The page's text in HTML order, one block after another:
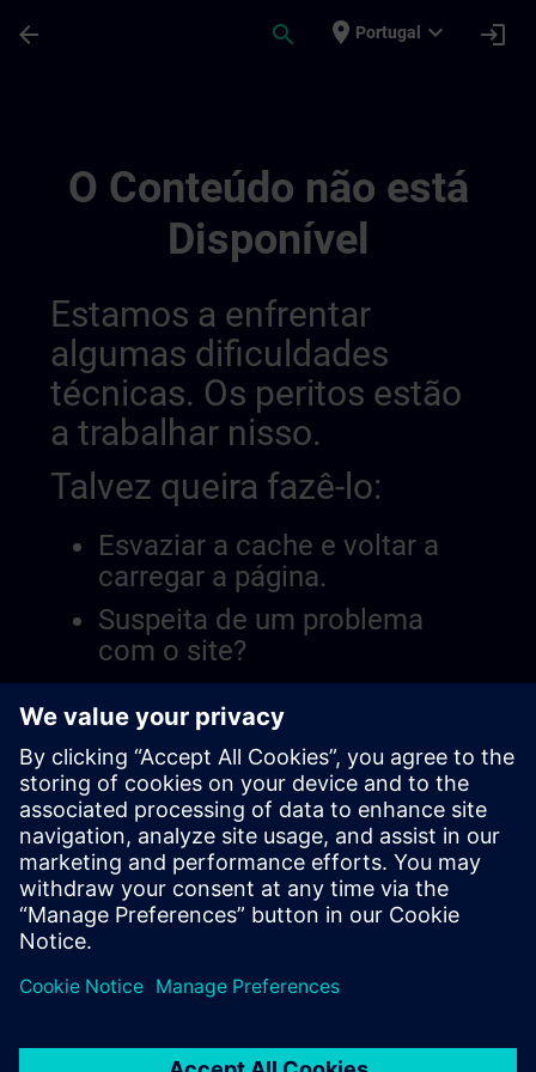
arrow_back search place Portugal expand_more login
O Conteúdo não está
Disponível
Estamos a enfrentar
algumas dificuldades
técnicas. Os peritos estão
a trabalhar nisso.
Talvez queira fazê-lo:
Esvaziar a cache e voltar a
carregar a página.
Suspeita de um problema
com o site?
Relatar a questão